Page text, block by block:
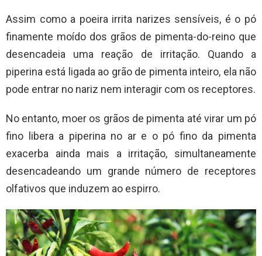
Assim como a poeira irrita narizes sensíveis, é o pó
finamente moído dos grãos de pimenta-do-reino que
desencadeia uma reação de irritação. Quando a
piperina está ligada ao grão de pimenta inteiro, ela não
pode entrar no nariz nem interagir com os receptores.
No entanto, moer os grãos de pimenta até virar um pó
fino libera a piperina no ar e o pó fino da pimenta
exacerba ainda mais a irritação, simultaneamente
desencadeando um grande número de receptores
olfativos que induzem ao espirro.